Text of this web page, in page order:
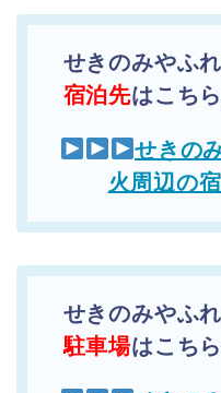
せきのみやふ
宿泊先はこち
せきの
火周辺の
せきのみやふ
駐車場はこち